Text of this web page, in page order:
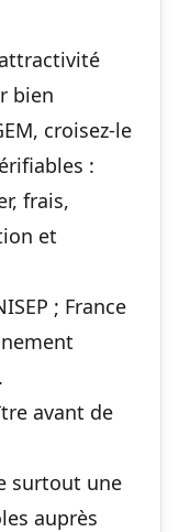
bien
croisez-le
:
frais,
et
; France
avant de
surtout une
auprès